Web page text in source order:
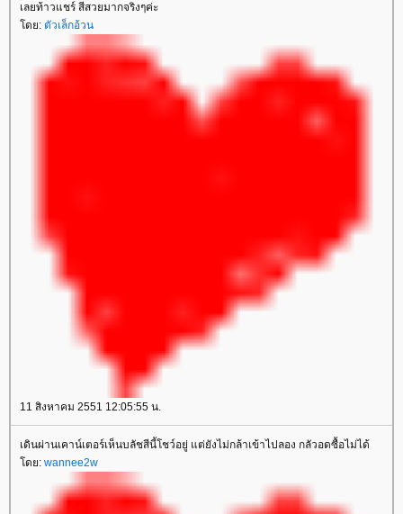
เลยท้าวแชร์ สีสวยมากจริงๆค่ะ
ดย: ตัวเล็กอ้วน
11 สิงหาคม 2551 12:05:55 น.
เดินผ่านเคาน์เตอร์เห็นบลัชสีนี้โชว์อยู่ แต่ยังไม่กล้าเข้าไปลอง กลัวอดซื้อไม่ได้
ดย: wannee2w